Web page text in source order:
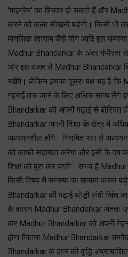
‘माइग्रेन’ का शिकार हो सकते हैं और
करने की कला सीखनी पड़ेगी। किसी भी
मानसिक व्यायाम जैसे योग आदि इस समस्या
Madhur Bhandarkar के अंदर गंभीरता
और इस वजह से Madhur Bhandarkar
रखेंगे। लेकिन इसका दूसरा पक्ष यह है कि
गहराई तक जाने के लिए अधिक समय लेंगे
Bhandarkar को अपनी पढ़ाई से बोरियत
Bhandarkar अपनी शिक्षा के क्षेत्र में
अध्ययनशील होंगे। नियमित रूप से
को काफी सहायता करेगा और इसी के दम
शिक्षा को पूरा कर पाएंगे। संभव है
किसी विषय में समस्या का सामना
Bhandarkar की पढ़ाई थोड़ी लंबी खिंच
के कारण Madhur Bhandarkar अंततः
बार Madhur Bhandarkar को अपनी
होगा जितना Madhur Bhandarkar
Bhandarkar के ज्ञान की वृद्धि